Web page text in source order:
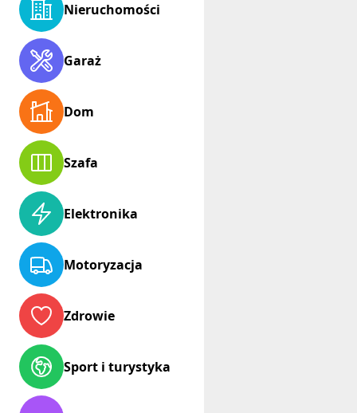
Nieruchomości
Garaż
Dom
Szafa
Elektronika
Motoryzacja
Zdrowie
Sport i turystyka